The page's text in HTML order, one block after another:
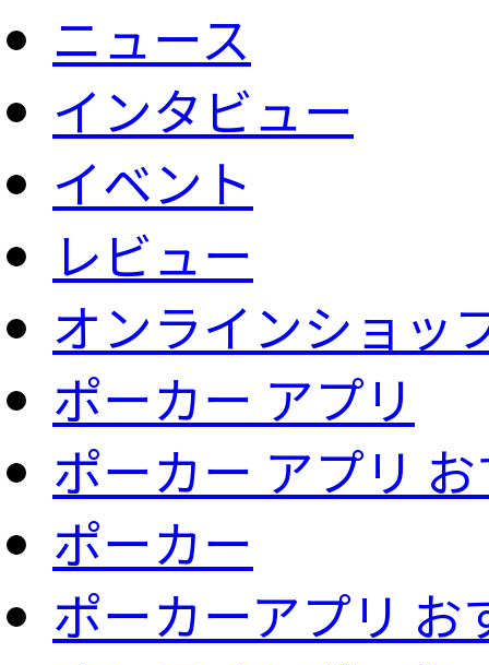
ニュース
インタビュー
イベント
レビュー
オンラインショッ
ポーカー アプリ
ポーカー アプリ
ポーカー
ポーカーアプリ お